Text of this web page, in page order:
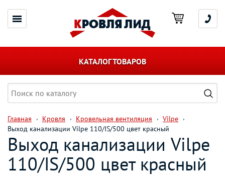
КАТАЛОГ ТОВАРОВ
Главная Кровля Кровельная вентиляция
Vilpe
Выход канализации Vilpe 110/IS/500 цвет красный
Выход канализации Vilpe
110/IS/500 цвет красный